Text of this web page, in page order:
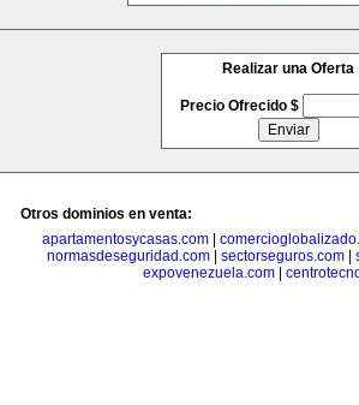
Realizar una Oferta
Precio Ofrecido $
Otros dominios en venta:
apartamentosycasas.com|
normasdeseguridad.com| sectorseguros.com|
expovenezuela.com